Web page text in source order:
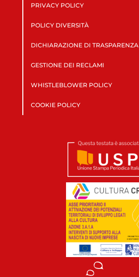
PRIVACY POLICY
POLICY DIVERSITÀ
DICHIARAZIONE DI TRASPARENZA
GESTIONE DEI RECLAMI
WHISTLEBLOWER POLICY
COOKIE POLICY